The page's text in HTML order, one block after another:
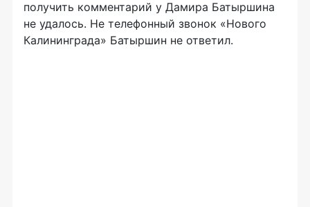
получить комментарий у Дамира Батыршина
не удалось. Не телефонный звонок «Нового
Калининграда» Батыршин не ответил.